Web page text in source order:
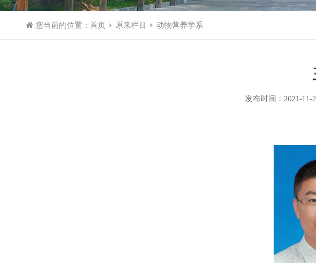
您当前的位置： 首页 原来栏目 动物营养学系
发布时间： 2021-11-